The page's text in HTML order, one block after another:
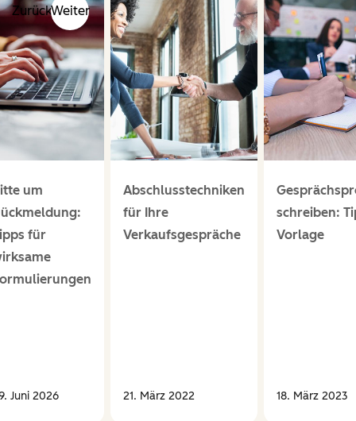
ZurückWeiter
um
für
Juni 2026
Abschlusstechniken
für Ihre
Verkaufsgespräche
21. März 2022
schreiben:
Vorlage
18. März 2023